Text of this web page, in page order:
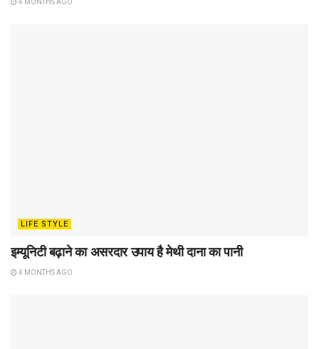
LIFE STYLE
इम्यूनिटी बढ़ाने का असरदार उपाय है मेथी दाना का पानी
4 MONTHS AGO